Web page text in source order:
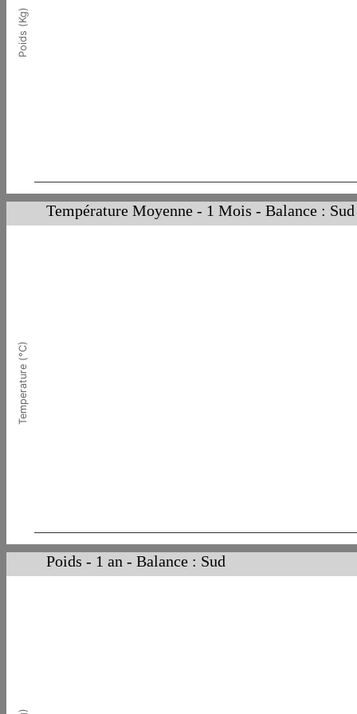
Poids (Kg)
Température Moyenne - 1 Mois - Balance : Sud
Temperature (°C)
Poids - 1 an - Balance : Sud